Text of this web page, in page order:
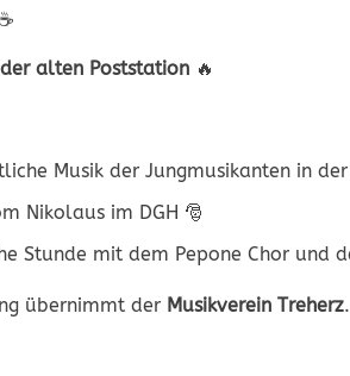
alten Poststation🔥
Musik der Jungmusikanten in
Nikolaus im DGH 🎅
Stunde mit dem Pepone Chor und
übernimmt der Musikverein Treherz.